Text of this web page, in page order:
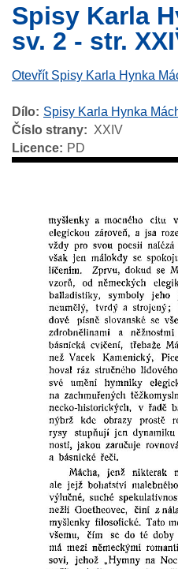
Spisy Karla
sv. 2 - str.
Otevřít Spisy Karla Hynka
Dílo
Spisy Karla Hynka
Číslo strany
XXIV
Licence
PD